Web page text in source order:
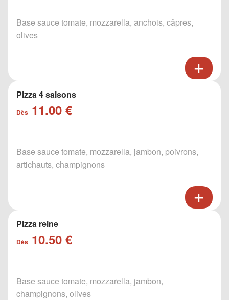
Base sauce tomate, mozzarella, anchois, câpres,
olives
Pizza 4 saisons
Dès 11.00 €
Base sauce tomate, mozzarella, jambon, poivrons,
artichauts, champignons
Pizza reine
Dès 10.50 €
Base sauce tomate, mozzarella, jambon,
champignons, olives